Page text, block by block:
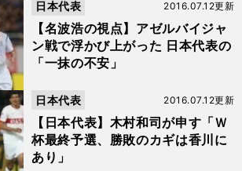
【名波浩の視点】アゼルバイジャ
ン戦で浮かび上がった 日本代表の
「一抹の不安」
2016.07.12更新
日本代表
【日本代表】木村和司が申す「Ｗ
杯最終予選、勝敗のカギは香川に
あり」
2016.07.12更新
日本代表